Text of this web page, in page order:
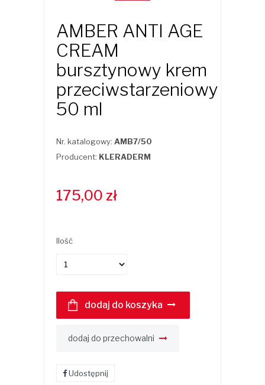
AMBER ANTI AGE
CREAM
bursztynowy krem
przeciwstarzeniowy
50 ml
Nr. katalogowy: AMB7/50
Producent: KLERADERM
175,00 zł
Ilość
dodaj do koszyka
dodaj do przechowalni
Udostępnij